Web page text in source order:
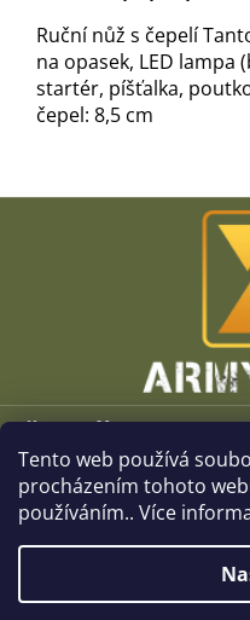
Tento web používá
procházením tohoto
používáním.. Více
Ruční nůž s čepelí
na opasek, LED lampa (
startér, píšťalka,
čepel: 8,5 cm
Z
Vše o nákupu
O společnosti
Kamenné prodejny
Kontakt